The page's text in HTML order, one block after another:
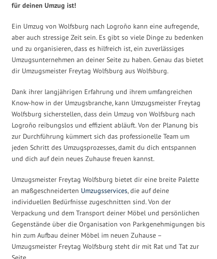
für deinen Umzug ist!
Ein Umzug von Wolfsburg nach Logroño kann eine aufregende,
aber auch stressige Zeit sein. Es gibt so viele Dinge zu bedenken
und zu organisieren, dass es hilfreich ist, ein zuverlässiges
Umzugsunternehmen an deiner Seite zu haben. Genau das bietet
dir Umzugsmeister Freytag Wolfsburg aus Wolfsburg.
Dank ihrer langjährigen Erfahrung und ihrem umfangreichen
Know-how in der Umzugsbranche, kann Umzugsmeister Freytag
Wolfsburg sicherstellen, dass dein Umzug von Wolfsburg nach
Logroño reibungslos und effizient abläuft. Von der Planung bis
zur Durchführung kümmert sich das professionelle Team um
jeden Schritt des Umzugsprozesses, damit du dich entspannen
und dich auf dein neues Zuhause freuen kannst.
Umzugsmeister Freytag Wolfsburg bietet dir eine breite Palette
an maßgeschneiderten Umzugsservices, die auf deine
individuellen Bedürfnisse zugeschnitten sind. Von der
Verpackung und dem Transport deiner Möbel und persönlichen
Gegenstände über die Organisation von Parkgenehmigungen bis
hin zum Aufbau deiner Möbel im neuen Zuhause –
Umzugsmeister Freytag Wolfsburg steht dir mit Rat und Tat zur